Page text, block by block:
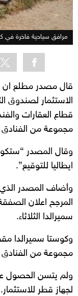
مرافق سياحية فاخرة في
قال مصدر مطلع ان
الاستثمار لصندوق
قطاع العقارات
مجموعة من الفنادق
وقال المصدر
ايطاليا للتوقيع”.
وأضاف المصدر
المرجح اعلان
سميرالدا الثلاثاء.
وكوستا سميرالدا
مجموعة من الفنادق
ولم يتسن الحصول
لجهاز قطر للاستثمار.